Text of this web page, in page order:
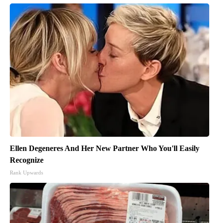
Ellen Degeneres And Her New Partner Who You'll Easily
Recognize
Rank Upwards